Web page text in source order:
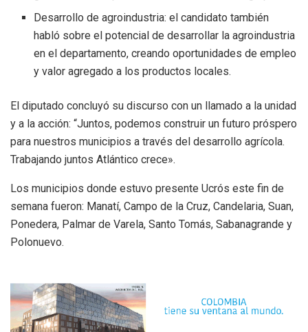
Desarrollo de agroindustria: el candidato también
habló sobre el potencial de desarrollar la agroindustria
en el departamento, creando oportunidades de empleo
y valor agregado a los productos locales.
El diputado concluyó su discurso con un llamado a la unidad
y a la acción: “Juntos, podemos construir un futuro próspero
para nuestros municipios a través del desarrollo agrícola.
Trabajando juntos Atlántico crece».
Los municipios donde estuvo presente Ucrós este fin de
semana fueron: Manatí, Campo de la Cruz, Candelaria, Suan,
Ponedera, Palmar de Varela, Santo Tomás, Sabanagrande y
Polonuevo.